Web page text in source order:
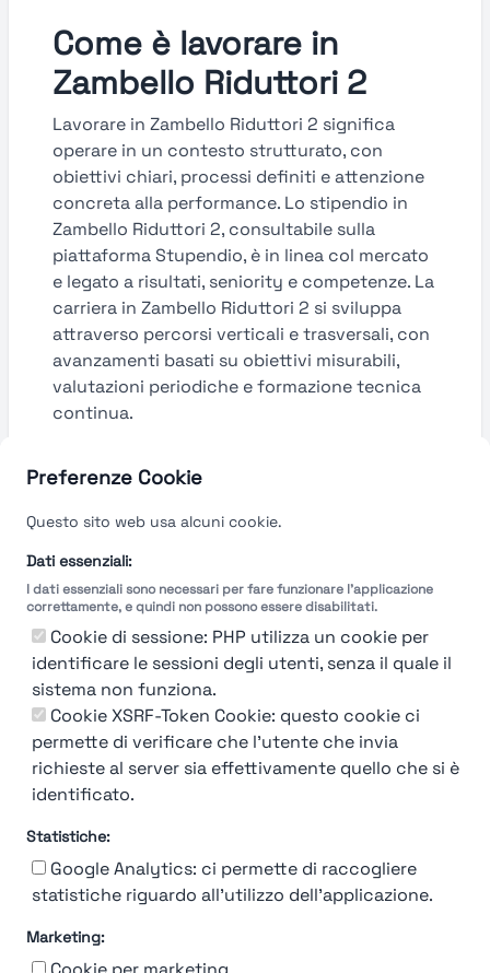
Preferenze Cookie
Questo sito web usa alcuni cookie.
Dati essenziali:
I dati essenziali sono necessari per fare funzionare l'applicazione
correttamente, e quindi non possono essere disabilitati.
Cookie di sessione: PHP utilizza un cookie per
identificare le sessioni degli utenti, senza il quale il
sistema non funziona.
Cookie XSRF-Token Cookie: questo cookie ci
permette di verificare che l'utente che invia
richieste al server sia effettivamente quello che si è
identificato.
Statistiche:
Google Analytics: ci permette di raccogliere
statistiche riguardo all'utilizzo dell'applicazione.
Marketing:
Come è lavorare in
Zambello Riduttori 2
Lavorare in Zambello Riduttori 2 significa
operare in un contesto strutturato, con
obiettivi chiari, processi definiti e attenzione
concreta alla performance. Lo stipendio in
Zambello Riduttori 2, consultabile sulla
piattaforma Stupendio, è in linea col mercato
e legato a risultati, seniority e competenze. La
carriera in Zambello Riduttori 2 si sviluppa
attraverso percorsi verticali e trasversali, con
avanzamenti basati su obiettivi misurabili,
valutazioni periodiche e formazione tecnica
continua.
Guarda le valutazioni →